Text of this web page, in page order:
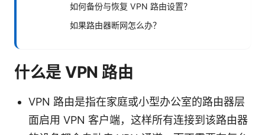
如何备份与恢复 VPN 路由设置？
如果路由器断网怎么办？
什么是 VPN 路由
VPN 路由是指在家庭或小型办公室的路由器层
面启用 VPN 客户端，这样所有连接到该路由器